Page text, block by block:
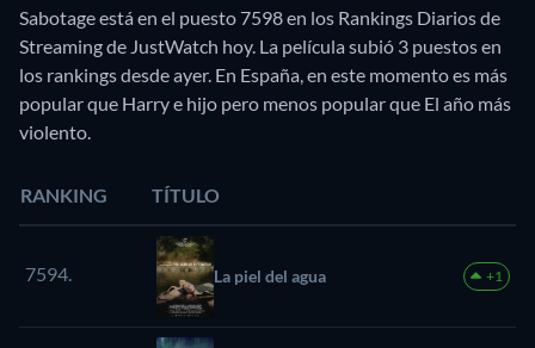
Sabotage está en el puesto 7598 en los Rankings Diarios de
Streaming de JustWatch hoy. La película subió 3 puestos en
los rankings desde ayer. En España, en este momento es más
popular que Harry e hijo pero menos popular que El año más
violento.
RANKING TÍTULO
7594. La piel del agua +1